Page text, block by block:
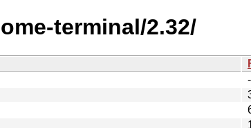
terminal/2.32/
-